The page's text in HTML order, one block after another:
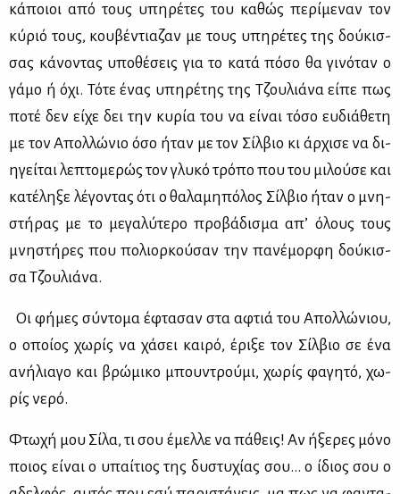
κά­ποιοι από τους υπη­ρέ­τες του κα­θώς πε­ρί­με­ναν τον
κύ­ριό τους, κου­βέ­ντια­ζαν με τους υπη­ρέ­τες της δού­κισ­
σας κά­νο­ντας υπο­θέ­σεις για το κα­τά πό­σο θα γι­νό­ταν ο
γά­μο ή όχι. Τό­τε ένας υπη­ρέ­της της Τζου­λιά­να εί­πε πως
πο­τέ δεν εί­χε δει την κυ­ρία του να εί­ναι τό­σο ευ­διά­θε­τη
με τον Απολ­λώ­νιο όσο ήταν με τον Σίλ­βιο κι άρ­χι­σε να δι­
η­γεί­ται λε­πτο­με­ρώς τον γλυ­κό τρό­πο που του μι­λού­σε και
κα­τέ­λη­ξε λέ­γο­ντας ότι ο θα­λα­μη­πό­λος Σίλ­βιο ήταν ο μνη­
στή­ρας με το με­γα­λύ­τε­ρο προ­βά­δι­σμα απ’ όλους τους
μνη­στή­ρες που πο­λιορ­κού­σαν την πα­νέ­μορ­φη δού­κισ­
σα Τζου­λιά­να.
Οι φή­μες σύ­ντο­μα έφτα­σαν στα αφτιά του Απολ­λώ­νιου,
ο οποί­ος χω­ρίς να χά­σει και­ρό, έρι­ξε τον Σίλ­βιο σε ένα
ανή­λια­γο και βρώ­μι­κο μπου­ντρού­μι, χω­ρίς φα­γη­τό, χω­
ρίς νε­ρό.
Φτω­χή μου Σί­λα, τι σου έμελ­λε να πά­θεις! Αν ήξε­ρες μό­νο
ποιος εί­ναι ο υπαί­τιος της δυ­στυ­χί­ας σου… ο ίδιος σου ο